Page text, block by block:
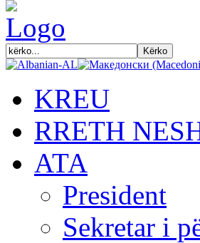
KREU
RRETH
АТА
President
Sekretar i